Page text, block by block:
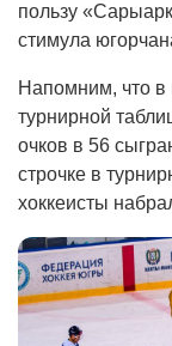
пользу
стимула
Напомним, что
турнирной
очков в 56
строчке в
хоккеисты